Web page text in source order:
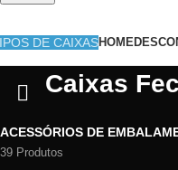
DE CAIXASHOME
Caixas
ACESSÓRIOS DE
39 Produtos